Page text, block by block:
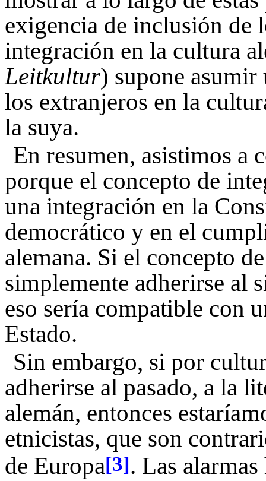
exigencia de inclusión de
integración en la cultura
Leitkultur) supone
los extranjeros en la
la suya.
En resumen, asistimos a
porque el concepto de
una integración en la
democrático y en el
alemana. Si el concepto
simplemente adherirse al
eso sería compatible con
Estado.
Sin embargo, si por
adherirse al pasado, a la
alemán, entonces
etnicistas, que son
de Europa[3]. Las